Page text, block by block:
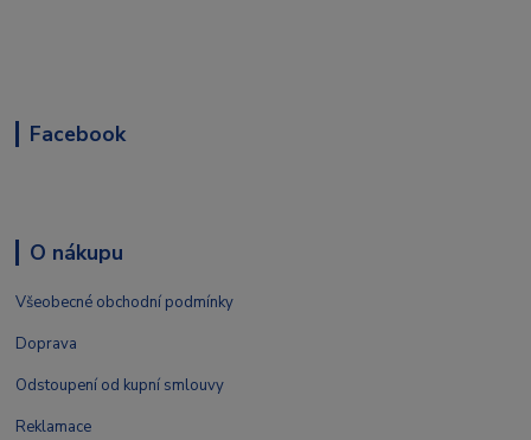
Facebook
O nákupu
Všeobecné obchodní podmínky
Doprava
Odstoupení od kupní smlouvy
Reklamace